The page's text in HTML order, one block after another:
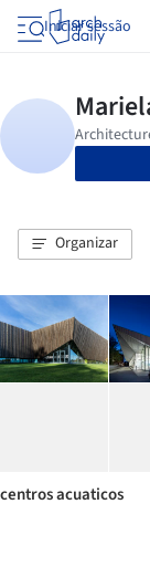
Iniciar sessão
Organizar
centros acuaticos